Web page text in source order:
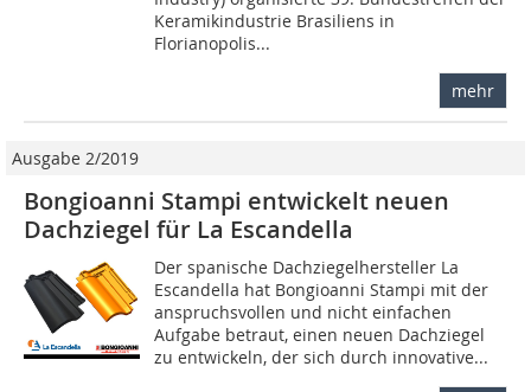
Keramikindustrie Brasiliens in
Florianopolis...
mehr
Ausgabe 2/2019
Bongioanni Stampi entwickelt neuen
Dachziegel für La Escandella
Der spanische Dachziegelhersteller La
Escandella hat Bongioanni Stampi mit der
anspruchsvollen und nicht einfachen
Aufgabe betraut, einen neuen Dachziegel
zu entwickeln, der sich durch innovative...